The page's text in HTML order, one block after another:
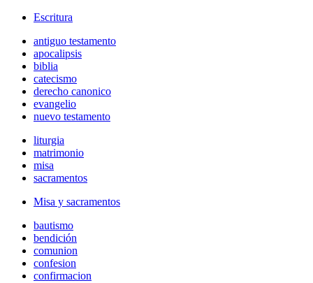
Escritura
antiguo testamento
apocalipsis
biblia
catecismo
derecho canonico
evangelio
nuevo testamento
liturgia
matrimonio
misa
sacramentos
Misa y sacramentos
bautismo
bendición
comunion
confesion
confirmacion